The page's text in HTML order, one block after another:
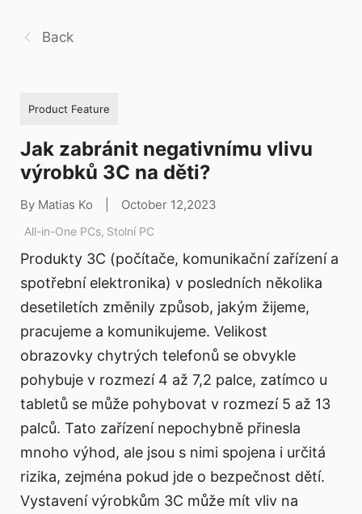
Back
Product Feature
Jak zabránit negativnímu vlivu
výrobků 3C na děti?
By Matias Ko October 12,2023
All-in-One PCs, Stolní PC
Produkty 3C (počítače, komunikační zařízení a
spotřební elektronika) v posledních několika
desetiletích změnily způsob, jakým žijeme,
pracujeme a komunikujeme. Velikost
obrazovky chytrých telefonů se obvykle
pohybuje v rozmezí 4 až 7,2 palce, zatímco u
tabletů se může pohybovat v rozmezí 5 až 13
palců. Tato zařízení nepochybně přinesla
mnoho výhod, ale jsou s nimi spojena i určitá
rizika, zejména pokud jde o bezpečnost dětí.
Vystavení výrobkům 3C může mít vliv na